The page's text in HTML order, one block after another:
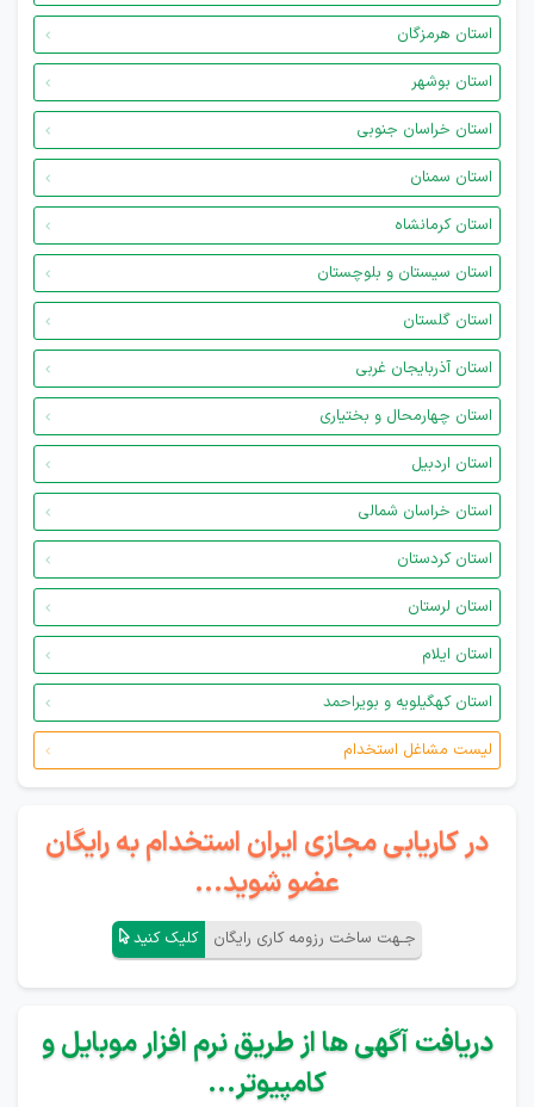
استان هرمزگان
استان بوشهر
استان خراسان جنوبی
استان سمنان
استان کرمانشاه
استان سیستان و بلوچستان
استان گلستان
استان آذربایجان غربی
استان چهارمحال و بختیاری
استان اردبیل
استان خراسان شمالی
استان کردستان
استان لرستان
استان ایلام
استان کهگیلویه و بویراحمد
لیست مشاغل استخدام
در کاریابی مجازی ایران استخدام به رایگان
عضو شوید...
جـهت ساخت رزومه کاری رایگان کلیک کنید
دریافت آگهی ها از طریق نرم افزار موبایل و
کامپیوتر...